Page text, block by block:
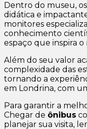
Dentro do museu,
didática e
monitores
conhecimento
espaço que inspira o
Além do seu valor
complexidade das
tornando a
em Londrina, com
Para garantir a
Chegar de ônibus
planejar sua visita,